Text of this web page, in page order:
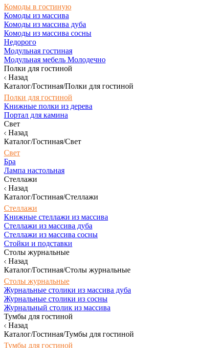
Комоды в гостиную
Комоды из массива
Комоды из массива дуба
Комоды из массива сосны
Недорого
Модульная гостиная
Модульная мебель Молодечно
Полки для гостиной
Назад
Каталог/Гостиная/Полки для гостиной
Полки для гостиной
Книжные полки из дерева
Портал для камина
Свет
Назад
Каталог/Гостиная/Свет
Свет
Бра
Лампа настольная
Стеллажи
Назад
Каталог/Гостиная/Стеллажи
Стеллажи
Книжные стеллажи из массива
Стеллажи из массива дуба
Стеллажи из массива сосны
Стойки и подставки
Столы журнальные
Назад
Каталог/Гостиная/Столы журнальные
Столы журнальные
Журнальные столики из массива дуба
Журнальные столики из сосны
Журнальный столик из массива
Тумбы для гостиной
Назад
Каталог/Гостиная/Тумбы для гостиной
Тумбы для гостиной